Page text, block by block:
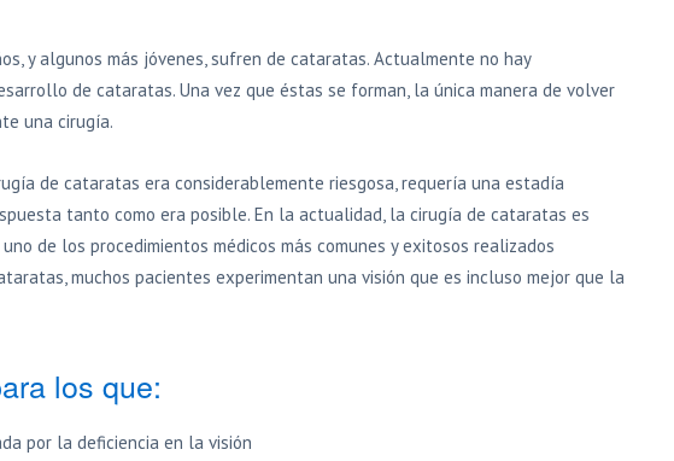
y algunos más jóvenes, sufren de cataratas. Actualmente no hay
de cataratas. Una vez que éstas se forman, la única manera de volver
una cirugía.
de cataratas era considerablemente riesgosa, requería una estadía
tanto como era posible. En la actualidad, la cirugía de cataratas es
de los procedimientos médicos más comunes y exitosos realizados
muchos pacientes experimentan una visión que es incluso mejor que la
los que:
por la deficiencia en la visión